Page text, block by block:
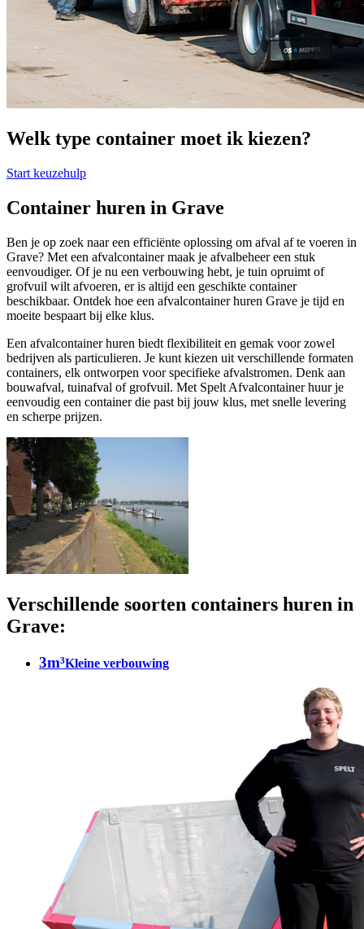
Welk type container moet ik kiezen?
Start keuzehulp
Container huren in Grave
Ben je op zoek naar een efficiënte oplossing om afval af te voeren in
Grave? Met een afvalcontainer maak je afvalbeheer een stuk
eenvoudiger. Of je nu een verbouwing hebt, je tuin opruimt of
grofvuil wilt afvoeren, er is altijd een geschikte container
beschikbaar. Ontdek hoe een afvalcontainer huren Grave je tijd en
moeite bespaart bij elke klus.
Een afvalcontainer huren biedt flexibiliteit en gemak voor zowel
bedrijven als particulieren. Je kunt kiezen uit verschillende formaten
containers, elk ontworpen voor specifieke afvalstromen. Denk aan
bouwafval, tuinafval of grofvuil. Met Spelt Afvalcontainer huur je
eenvoudig een container die past bij jouw klus, met snelle levering
en scherpe prijzen.
Verschillende soorten containers huren in
Grave:
3m³Kleine verbouwing